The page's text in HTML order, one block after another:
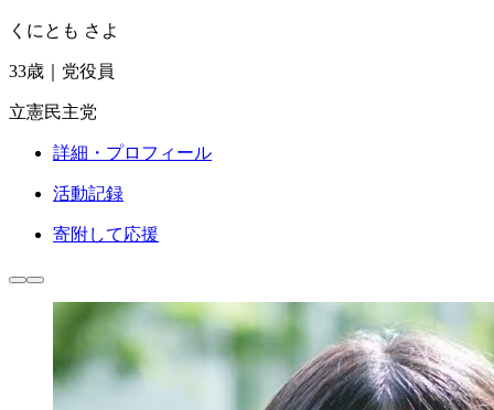
くにとも さよ
33歳 党役員
立憲民主党
詳細・プロフィール
活動記録
寄附して応援